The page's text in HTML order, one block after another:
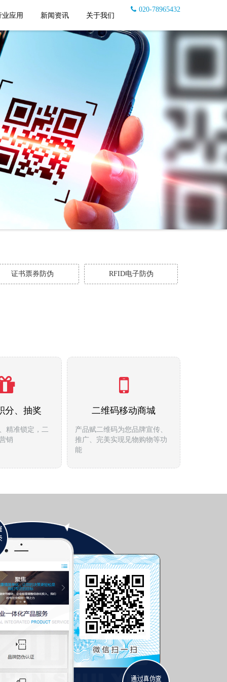
020-78965432
业应用
新闻资讯 关于我们
证书票券防伪 RFID电子防伪
分、抽奖
精准锁定，二
销
二维码移动商城
产品赋二维码为您品牌宣传、
推广、完美实现见物购物等功
能